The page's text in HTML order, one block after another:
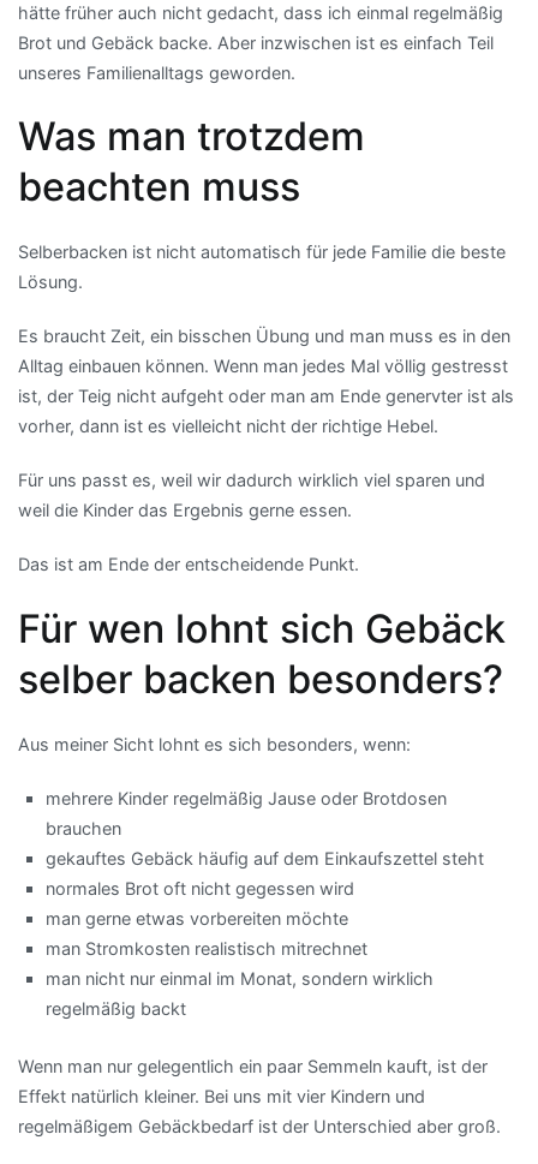
hätte früher auch nicht gedacht, dass ich einmal regelmäßig
Brot und Gebäck backe. Aber inzwischen ist es einfach Teil
unseres Familienalltags geworden.
Was man trotzdem
beachten muss
Selberbacken ist nicht automatisch für jede Familie die beste
Lösung.
Es braucht Zeit, ein bisschen Übung und man muss es in den
Alltag einbauen können. Wenn man jedes Mal völlig gestresst
ist, der Teig nicht aufgeht oder man am Ende genervter ist als
vorher, dann ist es vielleicht nicht der richtige Hebel.
Für uns passt es, weil wir dadurch wirklich viel sparen und
weil die Kinder das Ergebnis gerne essen.
Das ist am Ende der entscheidende Punkt.
Für wen lohnt sich Gebäck
selber backen besonders?
Aus meiner Sicht lohnt es sich besonders, wenn:
mehrere Kinder regelmäßig Jause oder Brotdosen
brauchen
gekauftes Gebäck häufig auf dem Einkaufszettel steht
normales Brot oft nicht gegessen wird
man gerne etwas vorbereiten möchte
man Stromkosten realistisch mitrechnet
man nicht nur einmal im Monat, sondern wirklich
regelmäßig backt
Wenn man nur gelegentlich ein paar Semmeln kauft, ist der
Effekt natürlich kleiner. Bei uns mit vier Kindern und
regelmäßigem Gebäckbedarf ist der Unterschied aber groß.